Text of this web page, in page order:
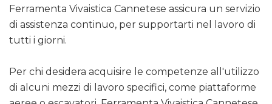
Ferramenta Vivaistica Cannetese assicura un servizio
di assistenza continuo, per supportarti nel lavoro di
tutti i giorni.
Per chi desidera acquisire le competenze all'utilizzo
di alcuni mezzi di lavoro specifici, come piattaforme